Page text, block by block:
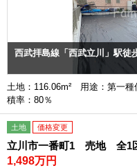
西武拝島線「西武立川」駅徒
土地：116.06m² 用途：第一
積率：80％
土地 価格変更
立川市一番町1 売地 全1
1,498万円